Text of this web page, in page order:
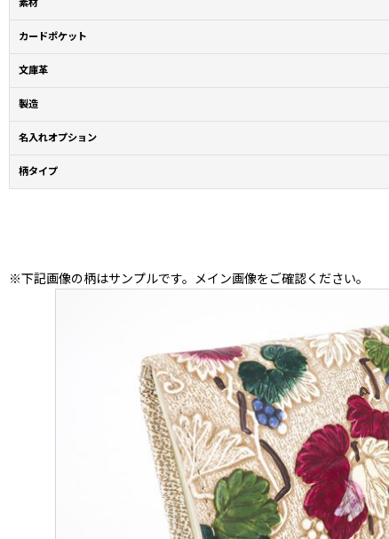
素材
カードポケット
文庫革
製造
名入れオプション
柄タイプ
※下記画像の柄はサンプルです。メイン画像をご確認ください。